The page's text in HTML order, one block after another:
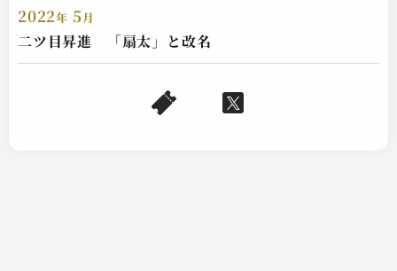
2022年 5月
二ツ目昇進 「扇太」と改名